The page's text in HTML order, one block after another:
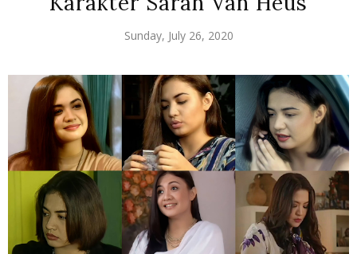
Sunday, July 26, 2020